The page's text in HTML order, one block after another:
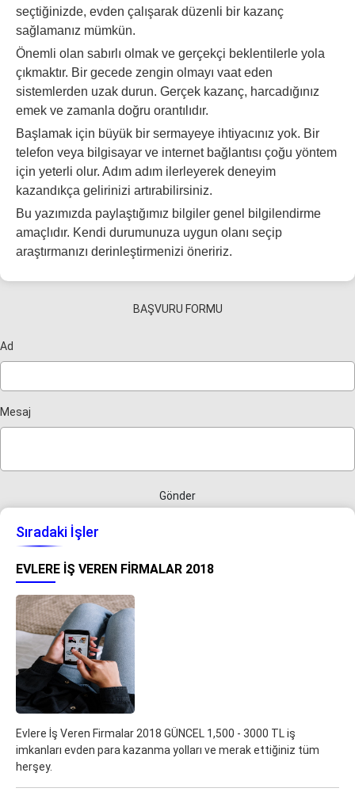
seçtiğinizde, evden çalışarak düzenli bir kazanç
sağlamanız mümkün.
Önemli olan sabırlı olmak ve gerçekçi beklentilerle yola
çıkmaktır. Bir gecede zengin olmayı vaat eden
sistemlerden uzak durun. Gerçek kazanç, harcadığınız
emek ve zamanla doğru orantılıdır.
Başlamak için büyük bir sermayeye ihtiyacınız yok. Bir
telefon veya bilgisayar ve internet bağlantısı çoğu yöntem
için yeterli olur. Adım adım ilerleyerek deneyim
kazandıkça gelirinizi artırabilirsiniz.
Bu yazımızda paylaştığımız bilgiler genel bilgilendirme
amaçlıdır. Kendi durumunuza uygun olanı seçip
araştırmanızı derinleştirmenizi öneririz.
BAŞVURU FORMU
Ad
Mesaj
Gönder
Sıradaki İşler
EVLERE İŞ VEREN FIRMALAR 2018
Evlere İş Veren Firmalar 2018 GÜNCEL 1,500 - 3000 TL iş
imkanları evden para kazanma yolları ve merak ettiğiniz tüm
herşey.